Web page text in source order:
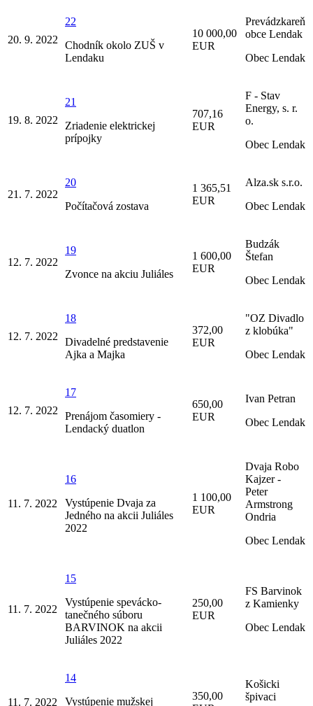
20. 9. 2022
22
Chodník okolo ZUŠ v
Lendaku
10 000,00
EUR
Prevádzkareň
obce Lendak
Obec Lendak
19. 8. 2022
21
Zriadenie elektrickej
prípojky
707,16
EUR
F - Stav
Energy, s. r.
o.
Obec Lendak
21. 7. 2022
20
Počítačová zostava
1 365,51
EUR
Alza.sk s.r.o.
Obec Lendak
12. 7. 2022
19
Zvonce na akciu Juliáles
1 600,00
EUR
Budzák
Štefan
Obec Lendak
12. 7. 2022
18
Divadelné predstavenie
Ajka a Majka
372,00
EUR
"OZ Divadlo
z klobúka"
Obec Lendak
12. 7. 2022
17
Prenájom časomiery -
Lendacký duatlon
650,00
EUR
Ivan Petran
Obec Lendak
11. 7. 2022
16
Vystúpenie Dvaja za
Jedného na akcii Juliáles
2022
1 100,00
EUR
Dvaja Robo
Kajzer -
Peter
Armstrong
Ondria
Obec Lendak
11. 7. 2022
15
Vystúpenie spevácko-
tanečného súboru
BARVINOK na akcii
Juliáles 2022
250,00
EUR
FS Barvinok
z Kamienky
Obec Lendak
11. 7. 2022
14
Vystúpenie mužskej
350,00
Košicki
špivaci